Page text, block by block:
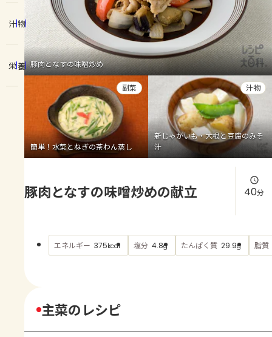
コンテンツ
レシピ
トーク
よくあるお問い合わせ
お買い物
AJINOMOTO PARK とは
ピーマン
みょうが ゴーヤ
汁物
栄養 豚肉となすの味噌炒め
簡単！水菜とねぎの茶わん蒸し
副菜
新じゃがいも・大根と豆腐のみそ
汁
汁物
豚肉となすの味噌炒めの献立 40分
エネルギー 375kcal 塩分 4.8g たんぱく質 29.9g 脂質
主菜のレシピ